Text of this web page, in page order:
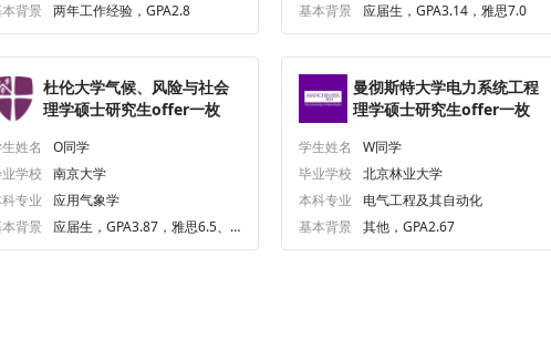
背景
两年工作经验，GPA2.8
基本背景
应届生，GPA3.14，雅思7.0
杜伦大学气候、风险与社会
理学硕士研究生offer一枚
姓名
O同学
学校
南京大学
专业
应用气象学
背景
应届生，GPA3.87，雅思6.5、
曼彻斯特大学电力系统工程
理学硕士研究生offer一枚
学生姓名
W同学
毕业学校
北京林业大学
本科专业
电气工程及其自动化
基本背景
其他，GPA2.67